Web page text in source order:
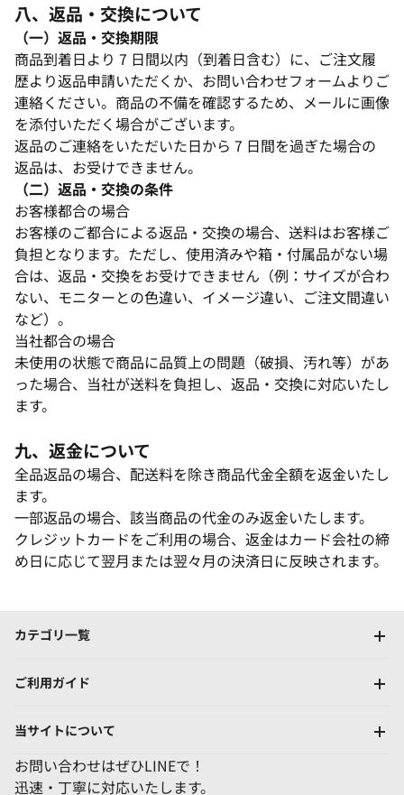
八、返品・交換について​
（一）返品・交換期限​
商品到着日より 7 日間以内（到着日含む）に、ご注文履
歴より返品申請いただくか、お問い合わせフォームよりご
連絡ください。商品の不備を確認するため、メールに画像
を添付いただく場合がございます。​
返品のご連絡をいただいた日から 7 日間を過ぎた場合の
返品は、お受けできません。​
（二）返品・交換の条件​
お客様都合の場合​
お客様のご都合による返品・交換の場合、送料はお客様ご
負担となります。ただし、使用済みや箱・付属品がない場
合は、返品・交換をお受けできません（例：サイズが合わ
ない、モニターとの色違い、イメージ違い、ご注文間違い
など）。​
当社都合の場合​
未使用の状態で商品に品質上の問題（破損、汚れ等）があ
った場合、当社が送料を負担し、返品・交換に対応いたし
ます。​
九、返金について​
全品返品の場合、配送料を除き商品代金全額を返金いたし
ます。​
一部返品の場合、該当商品の代金のみ返金いたします。​
クレジットカードをご利用の場合、返金はカード会社の締
め日に応じて翌月または翌々月の決済日に反映されます。
カテゴリ一覧
ご利用ガイド
当サイトについて
お問い合わせはぜひLINEで！
迅速・丁寧に対応いたします。